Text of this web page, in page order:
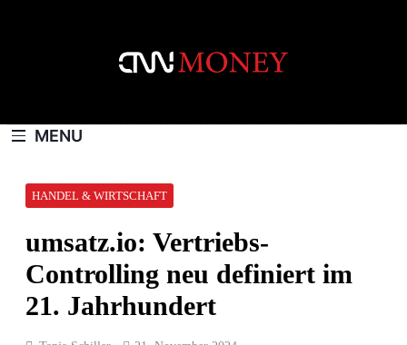
MENU
HANDEL & WIRTSCHAFT
umsatz.io: Vertriebs-
Controlling neu definiert im
21. Jahrhundert